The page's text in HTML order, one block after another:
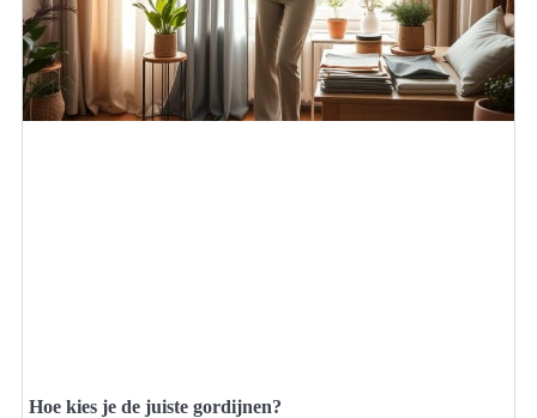
Hoe kies je de juiste gordijnen?